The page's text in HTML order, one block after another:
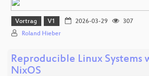
Vortrag V1 2026-03-29
307
Roland Hieber
Reproducible Linux Systems
NixOS